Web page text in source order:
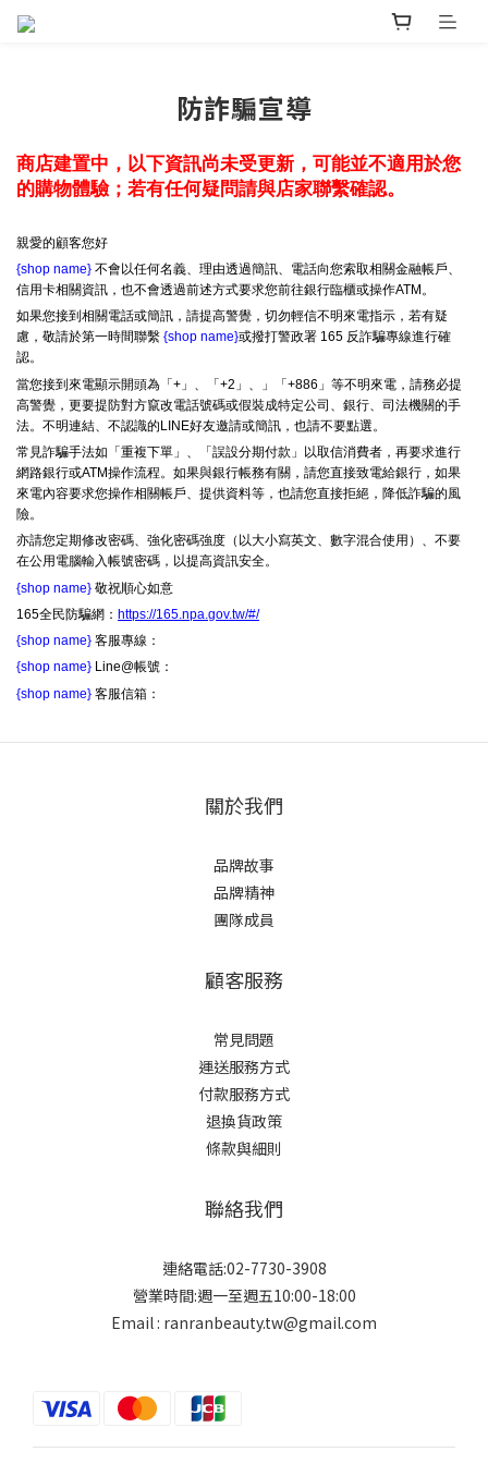
防詐騙宣導
商店建置中，以下資訊尚未受更新，可能並不適用於您
的購物體驗；若有任何疑問請與店家聯繫確認。
親愛的顧客您好
{shop name} 不會以任何名義、理由透過簡訊、電話向您索取相關金融帳戶、
信用卡相關資訊，也不會透過前述方式要求您前往銀行臨櫃或操作ATM。
如果您接到相關電話或簡訊，請提高警覺，切勿輕信不明來電指示，若有疑
慮，敬請於第一時間聯繫 {shop name}或撥打警政署 165 反詐騙專線進行確
認。
當您接到來電顯示開頭為「+」、「+2」、」「+886」等不明來電，請務必提
高警覺，更要提防對方竄改電話號碼或假裝成特定公司、銀行、司法機關的手
法。不明連結、不認識的LINE好友邀請或簡訊，也請不要點選。
常見詐騙手法如「重複下單」、「誤設分期付款」以取信消費者，再要求進行
網路銀行或ATM操作流程。如果與銀行帳務有關，請您直接致電給銀行，如果
來電內容要求您操作相關帳戶、提供資料等，也請您直接拒絕，降低詐騙的風
險。
亦請您定期修改密碼、強化密碼強度（以大小寫英文、數字混合使用）、不要
在公用電腦輸入帳號密碼，以提高資訊安全。
{shop name} 敬祝順心如意
165全民防騙網： https://165.npa.gov.tw/#/
{shop name} 客服專線：
{shop name} Line@帳號：
{shop name} 客服信箱：
關於我們
品牌故事
品牌精神
團隊成員
顧客服務
常見問題
運送服務方式
付款服務方式
退換貨政策
條款與細則
聯絡我們
連絡電話:02-7730-3908
營業時間:週一至週五10:00-18:00
Email : ranranbeauty.tw@gmail.com